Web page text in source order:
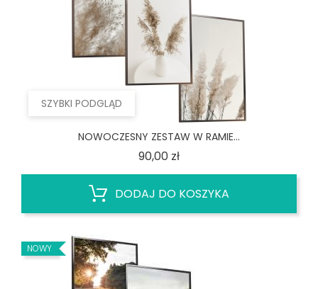
SZYBKI PODGLĄD
NOWOCZESNY ZESTAW W RAMIE...
90,00 złCena
DODAJ DO KOSZYKA
NOWY